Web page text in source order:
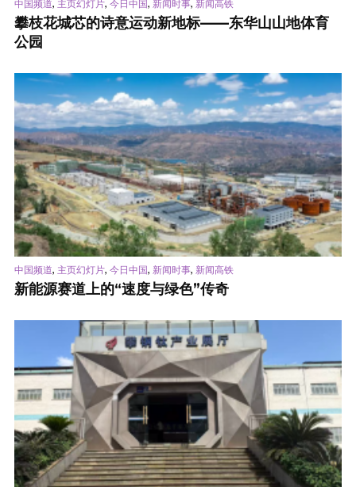
中国频道 主页幻灯片 今日中国 新闻时事 新闻高铁
攀枝花城芯的诗意运动新地标——东华山山地体育
公园
中国频道, 主页幻灯片, 今日中国, 新闻时事, 新闻高铁
新能源赛道上的“速度与绿色”传奇